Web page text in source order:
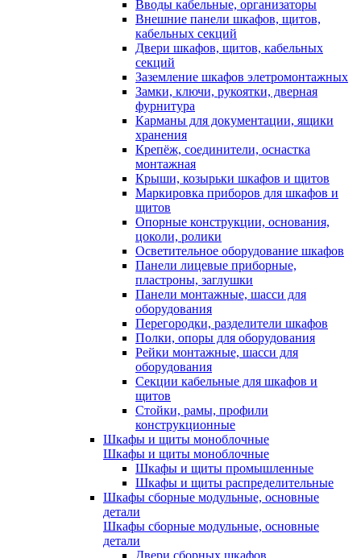
Вводы кабельные, организаторы
Внешние панели шкафов, щитов,
кабельных секций
Двери шкафов, щитов, кабельных
секций
Заземление шкафов элетромонтажных
Замки, ключи, рукоятки, дверная
фурнитура
Карманы для документации, ящики
хранения
Крепёж, соединители, оснастка
монтажная
Крыши, козырьки шкафов и щитов
Маркировка приборов для шкафов и
щитов
Опорные конструкции, основания,
цоколи, ролики
Осветительное оборудование шкафов
Панели лицевые приборные,
пластроны, заглушки
Панели монтажные, шасси для
оборудования
Перегородки, разделители шкафов
Полки, опоры для оборудования
Рейки монтажные, шасси для
оборудования
Секции кабельные для шкафов и
щитов
Стойки, рамы, профили
конструкционные
Шкафы и щиты моноблочные
Шкафы и щиты моноблочные
Шкафы и щиты промышленные
Шкафы и щиты распределительные
Шкафы сборные модульные, основные
детали
Шкафы сборные модульные, основные
детали
Двери сборных шкафов